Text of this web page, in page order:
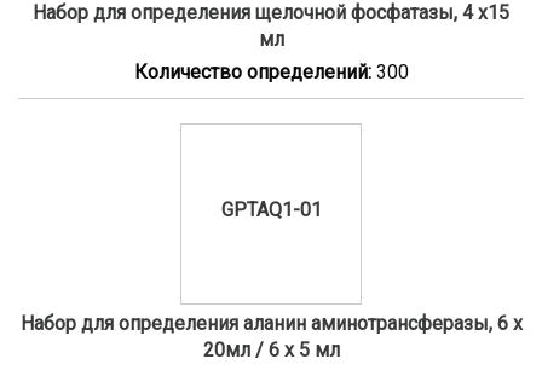
Набор для определения щелочной фосфатазы, 4 x15
мл
Количество определений: 300
GPTAQ1-01
Набор для определения аланин аминотрансферазы, 6 x
20мл / 6 x 5 мл